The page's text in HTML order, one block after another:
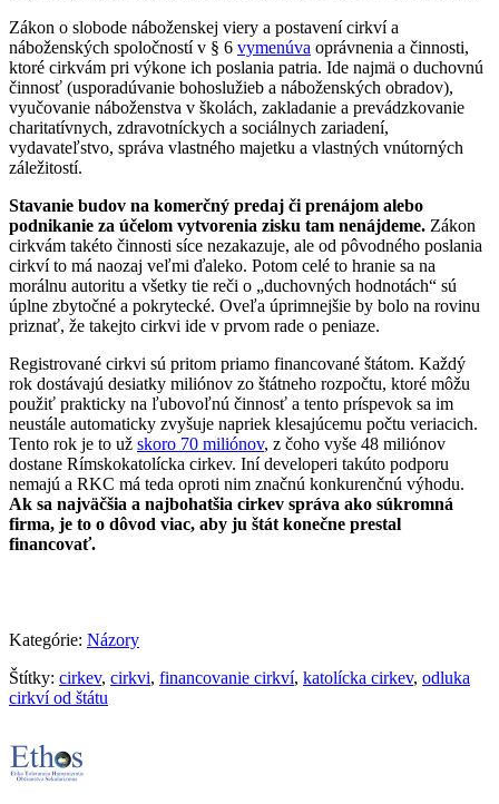
Zákon o slobode náboženskej viery a postavení cirkví a
náboženských spoločností v § 6 vymenúva oprávnenia a činnosti,
ktoré cirkvám pri výkone ich poslania patria. Ide najmä o duchovnú
činnosť (usporadúvanie bohoslužieb a náboženských obradov),
vyučovanie náboženstva v školách, zakladanie a prevádzkovanie
charitatívnych, zdravotníckych a sociálnych zariadení,
vydavateľstvo, správa vlastného majetku a vlastných vnútorných
záležitostí.
Stavanie budov na komerčný predaj či prenájom alebo
podnikanie za účelom vytvorenia zisku tam nenájdeme. Zákon
cirkvám takéto činnosti síce nezakazuje, ale od pôvodného poslania
cirkví to má naozaj veľmi ďaleko. Potom celé to hranie sa na
morálnu autoritu a všetky tie reči o „duchovných hodnotách“ sú
úplne zbytočné a pokrytecké. Oveľa úprimnejšie by bolo na rovinu
priznať, že takejto cirkvi ide v prvom rade o peniaze.
Registrované cirkvi sú pritom priamo financované štátom. Každý
rok dostávajú desiatky miliónov zo štátneho rozpočtu, ktoré môžu
použiť prakticky na ľubovoľnú činnosť a tento príspevok sa im
neustále automaticky zvyšuje napriek klesajúcemu počtu veriacich.
Tento rok je to už skoro 70 miliónov, z čoho vyše 48 miliónov
dostane Rímskokatolícka cirkev. Iní developeri takúto podporu
nemajú a RKC má teda oproti nim značnú konkurenčnú výhodu.
Ak sa najväčšia a najbohatšia cirkev správa ako súkromná
firma, je to o dôvod viac, aby ju štát konečne prestal
financovať.
Kategórie: Názory
Štítky: cirkev, cirkvi, financovanie cirkví, katolícka cirkev, odluka
cirkví od štátu